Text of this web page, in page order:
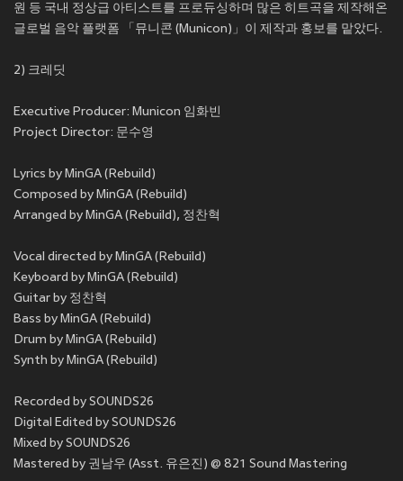
원 등 국내 정상급 아티스트를 프로듀싱하며 많은 히트곡을 제작해온
글로벌 음악 플랫폼 「뮤니콘 (Municon)」이 제작과 홍보를 맡았다.
2) 크레딧
Executive Producer: Municon 임화빈
Project Director: 문수영
Lyrics by MinGA (Rebuild)
Composed by MinGA (Rebuild)
Arranged by MinGA (Rebuild), 정찬혁
Vocal directed by MinGA (Rebuild)
Keyboard by MinGA (Rebuild)
Guitar by 정찬혁
Bass by MinGA (Rebuild)
Drum by MinGA (Rebuild)
Synth by MinGA (Rebuild)
Recorded by SOUNDS26
Digital Edited by SOUNDS26
Mixed by SOUNDS26
Mastered by 권남우 (Asst. 유은진) @ 821 Sound Mastering